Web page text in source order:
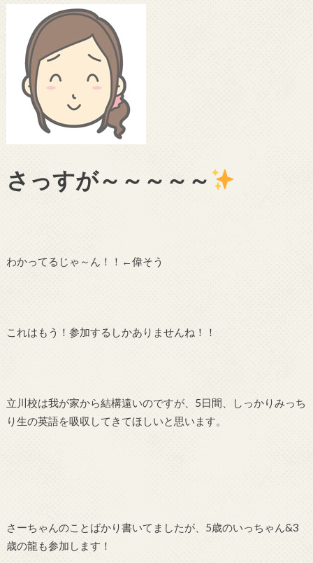
さっすが～～～～～
わかってるじゃ～ん！！←偉そう
これはもう！参加するしかありませんね！！
立川校は我が家から結構遠いのですが、5日間、しっかりみっち
り生の英語を吸収してきてほしいと思います。
さーちゃんのことばかり書いてましたが、5歳のいっちゃん&3
歳の龍も参加します！